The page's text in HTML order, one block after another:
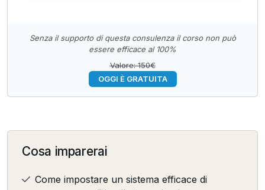
Senza il supporto di questa consulenza il corso non può
essere efficace al 100%
Valore: 150€
OGGI È GRATUITA
Cosa imparerai
Come impostare un sistema efficace di